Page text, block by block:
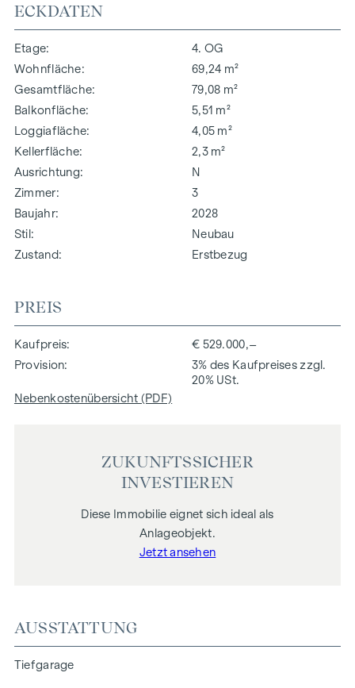
ECKDATEN
Etage
4. OG
Wohnfläche
69,24 m²
Gesamtfläche
79,08 m²
Balkonfläche
5,51 m²
Loggiafläche
4,05 m²
Kellerfläche
2,3 m²
Ausrichtung
N
Zimmer
3
Baujahr
2028
Stil
Neubau
Zustand
Erstbezug
PREIS
Kaufpreis
€ 529.000,–
Provision
3% des Kaufpreises zzgl.
20% USt.
Nebenkostenübersicht (PDF)
ZUKUNFTSSICHER
INVESTIEREN
Diese Immobilie eignet sich ideal als
Anlageobjekt.
Jetzt ansehen
AUSSTATTUNG
Tiefgarage